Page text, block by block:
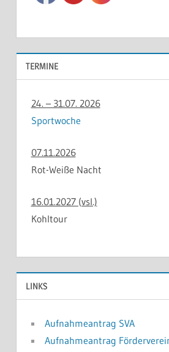
TERMINE
24. – 31.07. 2026
Sportwoche
07.11.2026
Rot-Weiße Nacht
16.01.2027 (vsl.)
Kohltour
LINKS
Aufnahmeantrag SVA
Aufnahmeantrag